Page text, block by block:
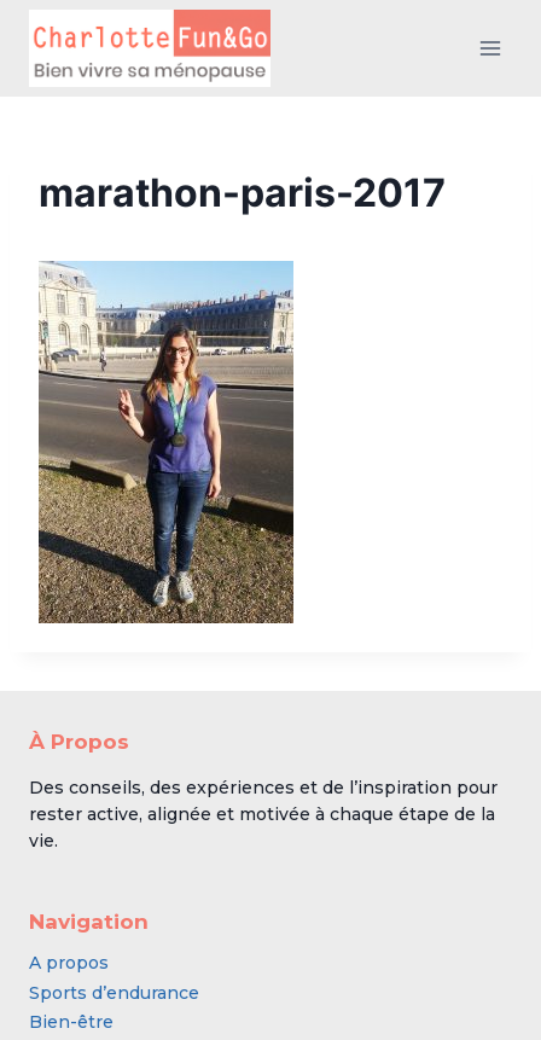
contenu
marathon-paris-2017
À Propos
Des conseils, des expériences et de l’inspiration pour
rester active, alignée et motivée à chaque étape de la
vie.
Navigation
A propos
Sports d’endurance
Bien-être